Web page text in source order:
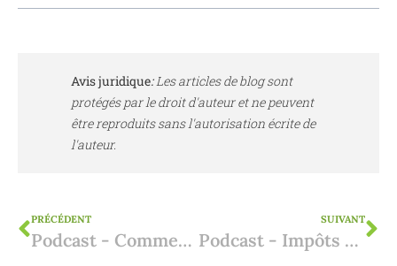
Avis juridique:Les articles de blog sont
protégés par le droit d'auteur et ne peuvent
être reproduits sans l'autorisation écrite de
l'auteur.
PRÉCÉDENT
Podcast - Comment acheter une propriété existante en Espagne ?
SUIVANT
Podcast - Impôts belges sur la résidence secondaire en Espagne